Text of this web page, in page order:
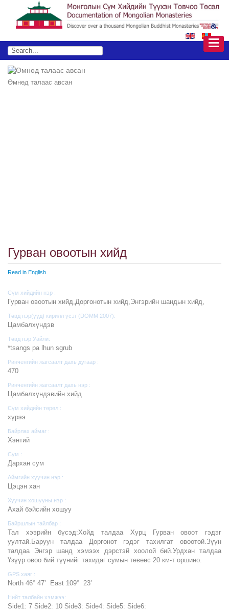
Өмнөд талаас авсан
Гурван овоотын хийд
Read in English
Сүм хийдийн нэр :
Гурван овоотын хийд,Доргонотын хийд,Энгэрийн шандын хийд,
Төвд нэр(үүд) кирилл үсэг (DOMM 2007):
Цамбалхүндэв
Төвд нэр Уайли:
*tsangs pa lhun sgrub
Ринченгийн жагсаалт дахь дугаар :
470
Ринченгийн жагсаалт дахь нэр :
Цамбалхүндэвийн хийд
Сүм хийдийн төрөл :
хүрээ
Байрлах аймаг :
Хэнтий
Сум :
Дархан сум
Аймгийн хуучин нэр :
Цэцэн хан
Хуучин хошууны нэр :
Ахай бэйсийн хошуу
Байршлын тайлбар :
Тал хээрийн бүсэд:Хойд талдаа Хурц Гурван овоот гэдэг
уултай.Баруун талдаа Доргонот гэдэг тахилгат овоотой.Зүүн
талдаа Энгэр шанд хэмээх дэрстэй хоолой бий.Урдхан талдаа
Үзүүр овоо бий түүнийг тахидаг сумын төвөөс 20 км-т оршино.
GPS хаяг :
North 46° 47’ East 109° 23’
Нийт талбайн хэмжээ:
Side1: 7 Side2: 10 Side3: Side4: Side5: Side6: